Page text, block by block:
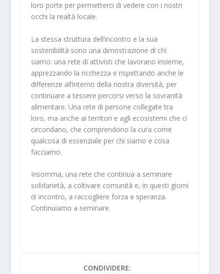
loro porte per permetterci di vedere con i nostri
occhi la realtà locale.
La stessa struttura dell’incontro e la sua
sostenibilità sono una dimostrazione di chi
siamo: una rete di attivisti che lavorano insieme,
apprezzando la ricchezza e rispettando anche le
differenze all’interno della nostra diversità, per
continuare a tessere percorsi verso la sovranità
alimentare. Una rete di persone collegate tra
loro, ma anche ai territori e agli ecosistemi che ci
circondano, che comprendono la cura come
qualcosa di essenziale per chi siamo e cosa
facciamo.
Insomma, una rete che continua a seminare
solidarietà, a coltivare comunità e, in questi giorni
di incontro, a raccogliere forza e speranza.
Continuiamo a seminare.
CONDIVIDERE: